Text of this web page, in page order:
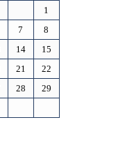
1
7
8
14
15
21
22
28
29